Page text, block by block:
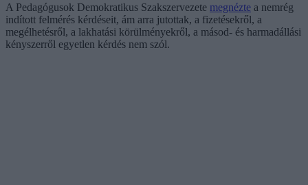
A Pedagógusok Demokratikus Szakszervezete megnézte a nemrég
indított felmérés kérdéseit, ám arra jutottak, a fizetésekről, a
megélhetésről, a lakhatási körülményekről, a másod- és harmadállási
kényszerről egyetlen kérdés nem szól.